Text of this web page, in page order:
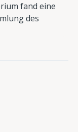
fand eine
des